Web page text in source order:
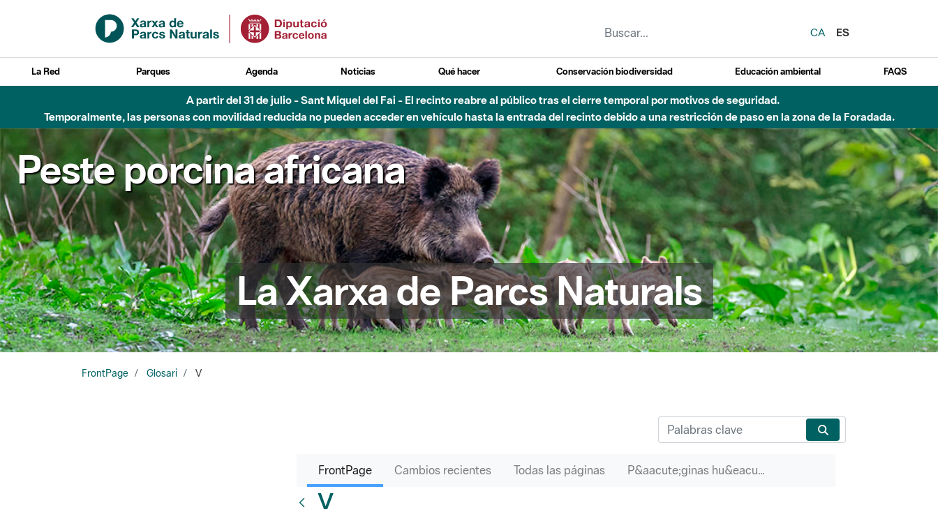
Saltar al contenido principal
CA
ES
La Red Parques Agenda Noticias Qué hacer Conservación biodiversidad Educación ambiental FAQS
A partir del 31 de julio - Sant Miquel del Fai - El recinto reabre al público tras el cierre temporal por motivos de seguridad.
Temporalmente, las personas con movilidad reducida no pueden acceder en vehículo hasta la entrada del recinto debido a una restricción de paso en la zona de la Foradada.
Peste porcina africana
La Xarxa de Parcs Naturals
FrontPage Glosari V
FrontPage Cambios recientes Todas las páginas P&aacute;ginas hu&eacute;rfanas
V